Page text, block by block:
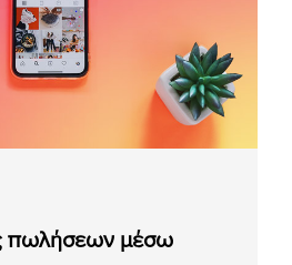
πωλήσεων μέσω